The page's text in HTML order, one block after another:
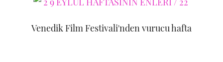
Venedik Film Festivali'nden vurucu hafta